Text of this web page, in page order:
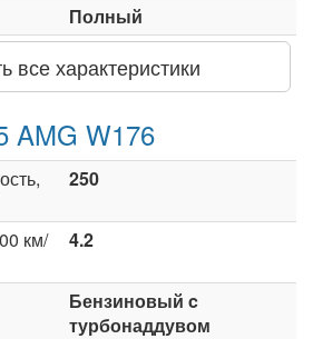
Полный
все характеристики
AMG W176
250
км/
4.2
Бензиновый c
турбонаддувом